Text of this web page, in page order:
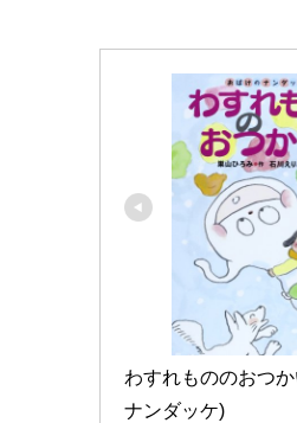
わすれもののおつ
ナンダッケ)